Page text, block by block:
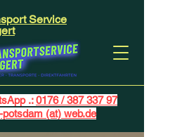
.:0176 / 387 337 97
potsdam (at) web.de
Service